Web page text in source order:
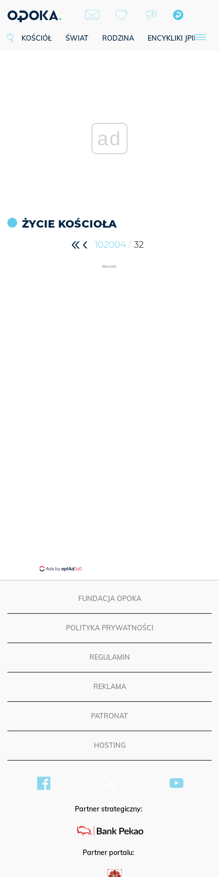
KOŚCIÓŁ ŚWIAT RODZINA ENCYKLIKI JPII
ad
ŻYCIE KOŚCIOŁA
102004 / 32
REKLAMA
FUNDACJA OPOKA
POLITYKA PRYWATNOŚCI
REGULAMIN
REKLAMA
PATRONAT
HOSTING
Partner strategiczny:
Partner portalu: